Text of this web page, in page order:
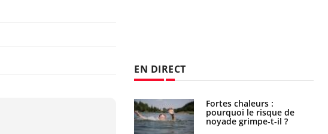
EN DIRECT
Fortes chaleurs :
pourquoi le risque de
noyade grimpe-t-il ?
Grossesse et chaleur : ce
que dit la science